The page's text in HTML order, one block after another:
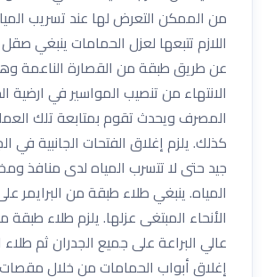
من الممكن التعرض لها عند تسريب
اللازم تتبعها لعزل الحمامات ينبغي
عن طريق طبقة من القصارة الناعمة
الانتهاء من تنصيب المواسير في ارضية
المصرف ويحدث تقوم بمتابعة تلك
كذلك. يلزم إغلاق الفتحات الجانبية في
جيد حتى لا تتسرب المياه لدى منافذ
المياه. ينبغي طلاء طبقة من البرايمر
الأنحاء المبتغى عزلها. يلزم طلاء
عالي البراعة على جميع الجدران ثم طلاء
إغلاق أبواب الحمامات من خلال